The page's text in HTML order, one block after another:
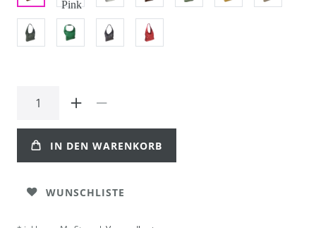
IN DEN WARENKORB
WUNSCHLISTE